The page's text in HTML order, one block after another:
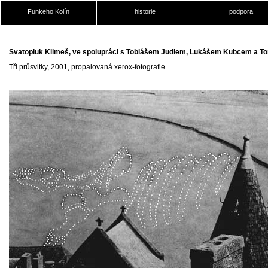
Funkeho Kolín historie podpora
Svatopluk Klimeš, ve spolupráci s Tobiášem Judlem, Lukášem Kubcem a
Tři průsvitky, 2001, propalovaná xerox-fotografie